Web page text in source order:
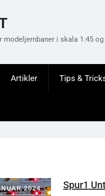
i skala 1:45 og
Artikler Tips &
Spur1